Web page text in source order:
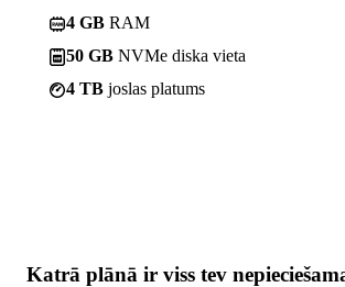
4 GB RAM
50 GB NVMe diska vieta
4 TB joslas platums
Katrā plānā ir viss tev